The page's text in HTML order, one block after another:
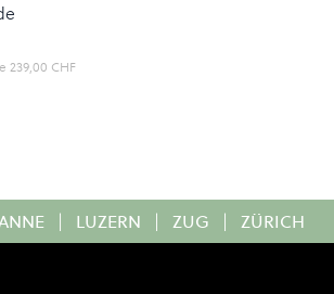
239,00 CHF
| LUZERN | ZUG | ZÜRICH